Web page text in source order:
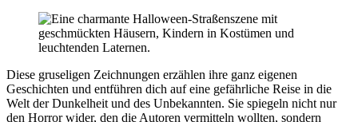
Diese gruseligen Zeichnungen erzählen ihre ganz eigenen
Geschichten und entführen dich auf eine gefährliche Reise in die
Welt der Dunkelheit und des Unbekannten. Sie spiegeln nicht nur
den Horror wider, den die Autoren vermitteln wollten, sondern